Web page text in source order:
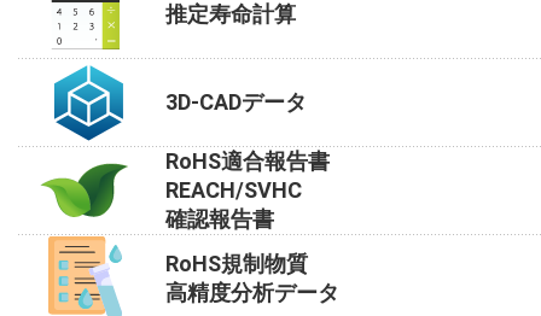
推定寿命計算
3D-CADデータ
RoHS適合報告書
REACH/SVHC
確認報告書
RoHS規制物質
高精度分析データ